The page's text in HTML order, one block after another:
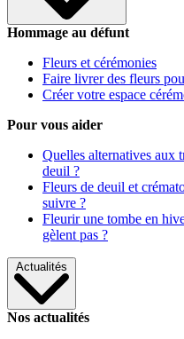
Hommage au défunt
Fleurs et cérémonies
Faire livrer des fleurs
Créer votre espace
Pour vous aider
Quelles alternatives aux
deuil ?
Fleurs de deuil et
suivre ?
Fleurir une tombe en
gèlent pas ?
Actualités
Nos actualités